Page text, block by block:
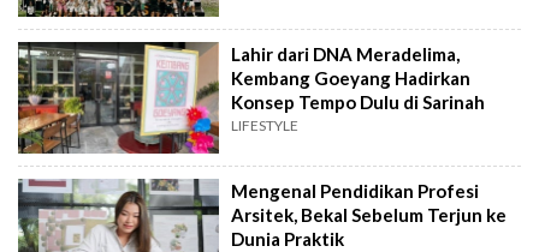
Lahir dari DNA Meradelima,
Kembang Goeyang Hadirkan
Konsep Tempo Dulu di Sarinah
LIFESTYLE
Mengenal Pendidikan Profesi
Arsitek, Bekal Sebelum Terjun ke
Dunia Praktik